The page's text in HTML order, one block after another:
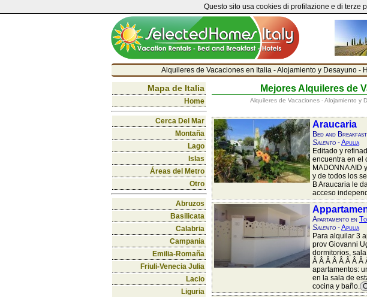
Alquileres de Vacaciones en Italia - Alojamiento y Desayuno -
Mapa de Italia
Home
Cerca Del Mar
Montaña
Lago
Islas
Áreas del Metro
Otro
Abruzos
Basilicata
Calabria
Campania
Emilia-Romaña
Friuli-Venecia Julia
Lacio
Liguria
Mejores Alquileres de
Alquileres de Vacaciones - Alojamiento y
Araucaria
Bed and
Salento -Apulia
Editado y
encuentra en el
MADONNA AID
y de todos los
B Araucaria le
acceso
Apartamento en
Salento -Apulia
Para alquilar 3
prov Giovanni
dormitorios,
Â Â Â Â Â Â Â Â
apartamentos:
en la sala de
cocina y baño.
Questo sito usa cookies di profilazione e di terze